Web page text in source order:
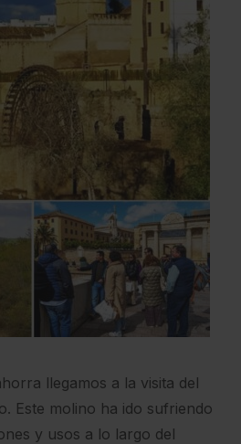
llegamos a la visita del
Este molino ha ido sufriendo
y usos a lo largo del